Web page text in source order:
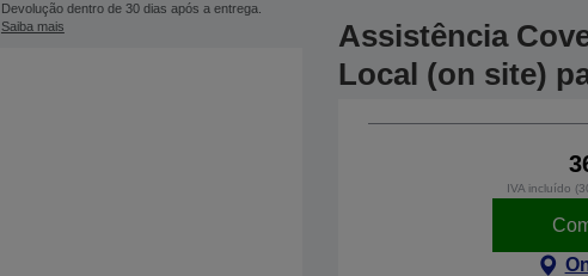
Devolução dentro de 30 dias após a entrega.
Saiba mais
Assistência
Local (on site)
IVA incluído